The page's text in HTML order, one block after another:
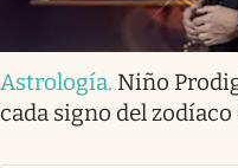
Astrología. Niño
cada signo del